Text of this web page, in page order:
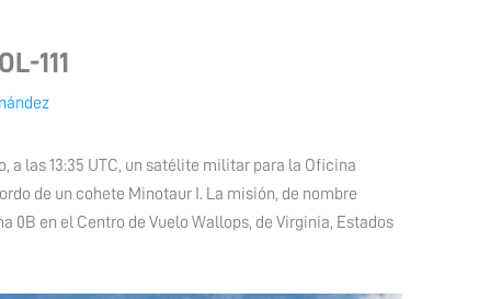
111
a las 13:35 UTC, un satélite militar para la Oficina
de un cohete Minotaur I. La misión, de nombre
0B en el Centro de Vuelo Wallops, de Virginia, Estados